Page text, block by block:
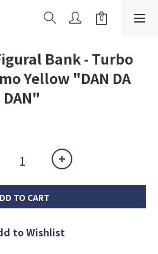
Bank - Turbo
Yellow "DAN DA
DAN"
TO CART
to Wishlist